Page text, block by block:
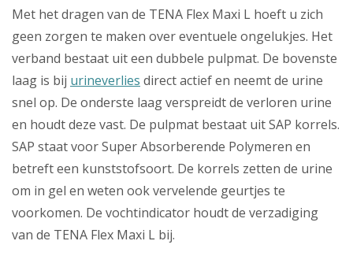
Met het dragen van de TENA Flex Maxi L hoeft u zich
geen zorgen te maken over eventuele ongelukjes. Het
verband bestaat uit een dubbele pulpmat. De bovenste
laag is bij urineverlies direct actief en neemt de urine
snel op. De onderste laag verspreidt de verloren urine
en houdt deze vast. De pulpmat bestaat uit SAP korrels.
SAP staat voor Super Absorberende Polymeren en
betreft een kunststofsoort. De korrels zetten de urine
om in gel en weten ook vervelende geurtjes te
voorkomen. De vochtindicator houdt de verzadiging
van de TENA Flex Maxi L bij.